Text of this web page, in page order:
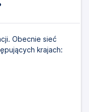
Obecnie sieć
krajach: